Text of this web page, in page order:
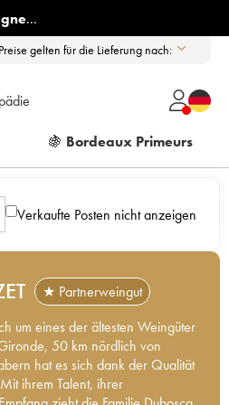
...
gelten für die Lieferung nach:
🍇 Bordeaux Primeurs
Verkaufte Posten nicht anzeigen
★ Partnerweingut
um eines der ältesten Weingüter
50 km nördlich von
hat es sich dank der Qualität
ihrem Talent, ihrer